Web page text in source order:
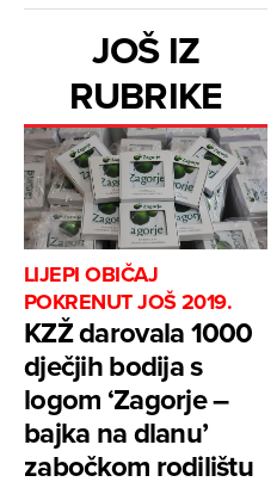
JOŠ IZ
RUBRIKE
LIJEPI OBIČAJ
POKRENUT JOŠ 2019.
KZŽ darovala 1000
dječjih bodija s
logom ‘Zagorje –
bajka na dlanu’
zabočkom rodilištu